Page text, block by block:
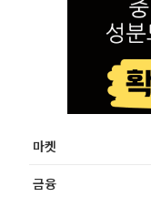
마켓
금융